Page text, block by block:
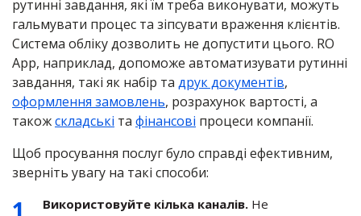
рутинні завдання, які їм треба виконувати, можуть
гальмувати процес та зіпсувати враження клієнтів.
Система обліку дозволить не допустити цього. RO
App, наприклад, допоможе автоматизувати рутинні
завдання, такі як набір та друк документів,
оформлення замовлень, розрахунок вартості, а
такожскладські та фінансові процеси компанії.
Щоб просування послуг було справді ефективним,
зверніть увагу на такі способи:
Використовуйте кілька каналів. Не